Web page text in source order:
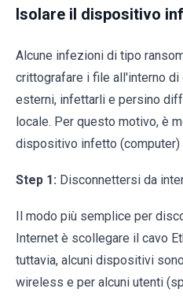
Isolare il dispositivo
Alcune infezioni di tipo
crittografare i file all'interno
esterni, infettarli e persino
locale. Per questo motivo, è
dispositivo infetto
Step 1: Disconnettersi da
Il modo più semplice per
Internet è scollegare il cavo
tuttavia, alcuni dispositivi
wireless e per alcuni utenti